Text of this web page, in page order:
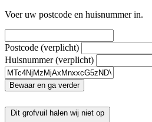
Voer uw postcode en huisnummer in.
Postcode (verplicht)
Huisnummer(verplicht)
Bewaar en ga verder
Dit grofvuil halen wij niet op